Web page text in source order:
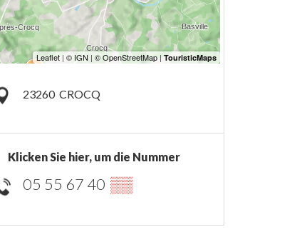
23260 CROCQ
Klicken Sie hier, um die Nummer
05 55 67 40 ▒▒